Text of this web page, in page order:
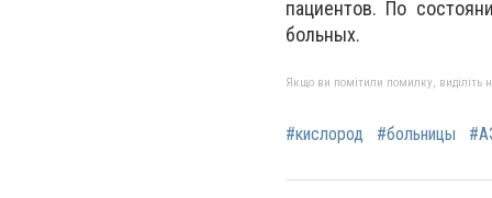
пациентов. По
больных.
Якщо ви помітили помилку, виділіть
#кислород #больницы